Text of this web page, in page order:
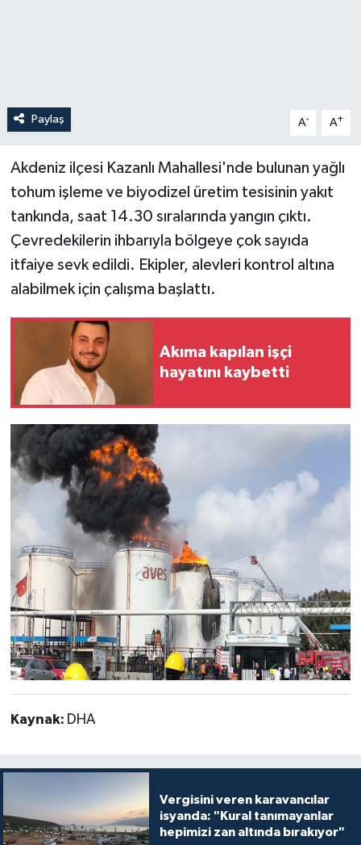
Paylaş A- A+
Akdeniz ilçesi Kazanlı Mahallesi'nde bulunan yağlı
tohum işleme ve biyodizel üretim tesisinin yakıt
tankında, saat 14.30 sıralarında yangın çıktı.
Çevredekilerin ihbarıyla bölgeye çok sayıda
itfaiye sevk edildi. Ekipler, alevleri kontrol altına
alabilmek için çalışma başlattı.
Akıma kapılan işçi
hayatını kaybetti
Kaynak: DHA
Vergisini veren karavancılar
isyanda: "Kural tanımayanlar
hepimizi zan altında bırakıyor"